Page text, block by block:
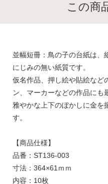
この商
並幅短冊：鳥の子の台紙は、
にじみの無い紙質です。
仮名作品、押し絵や貼絵など
ン、マーカーなどの作品にも
雅やかな上下のぼかしに金を
す。
【商品仕様】
品番：ST136-003
寸法：364×61ｍｍ
内容：10枚